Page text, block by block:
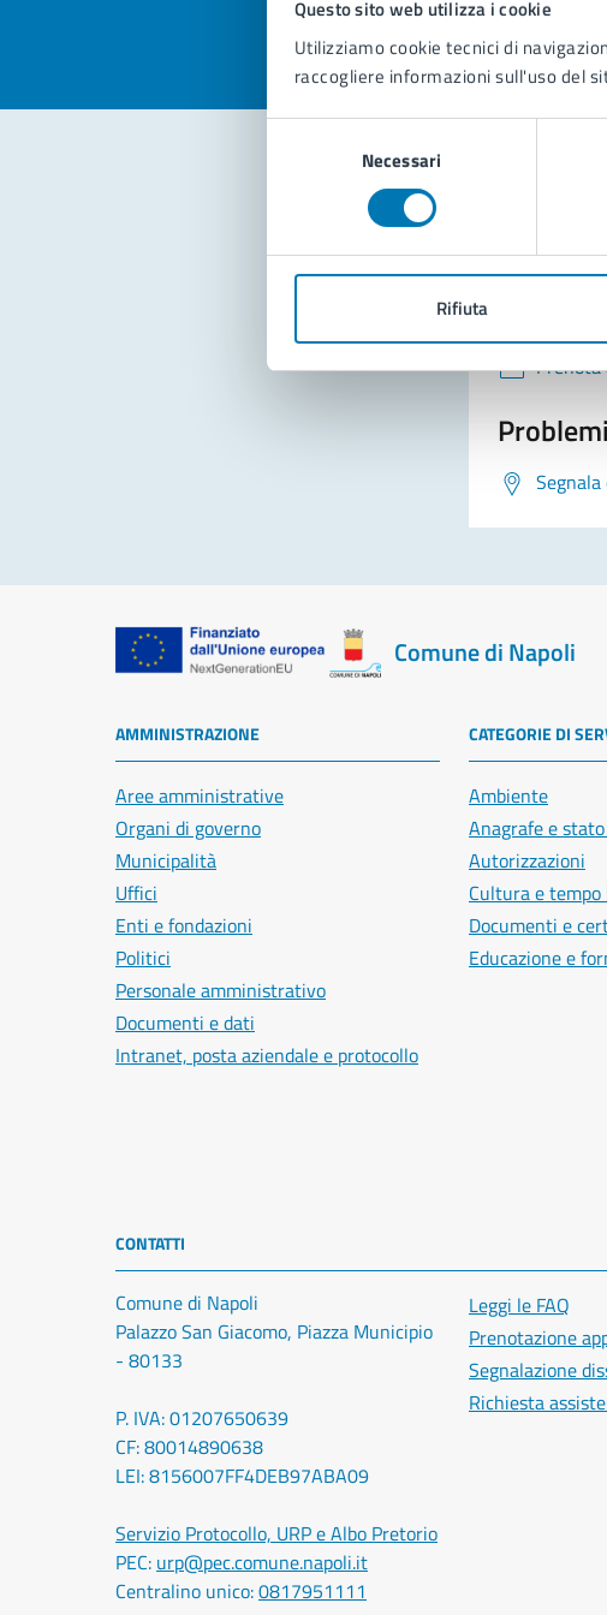
Questo sito web utilizza i cookie
Utilizziamo cookie tecnici di
raccogliere informazioni sull'uso del
Necessari
Rifiuta
Leggi le
Comune di Napoli
AMMINISTRAZIONE
Aree amministrative
Organi di governo
Municipalità
Uffici
Enti e fondazioni
Politici
Personale amministrativo
Documenti e dati
Intranet, posta aziendale e protocollo
CATEGORIE DI
Ambiente
Anagrafe e
Autorizzazioni
Cultura e
Documenti e
Educazione e
CONTATTI
Comune di Napoli
Palazzo San Giacomo, Piazza Municipio
- 80133
P. IVA: 01207650639
CF: 80014890638
LEI: 8156007FF4DEB97ABA09
Servizio Protocollo, URP e Albo Pretorio
PEC: urp@pec.comune.napoli.it
Centralino unico:0817951111
Leggi le FAQ
Prenotazione
Segnalazione
Richiesta